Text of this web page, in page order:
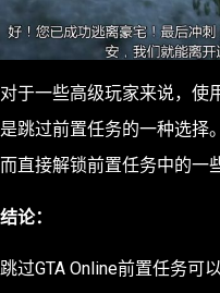
对于一些高级玩家来说，使
是跳过前置任务的一种选择
而直接解锁前置任务中的一
结论：
跳过GTA Online前置任务可